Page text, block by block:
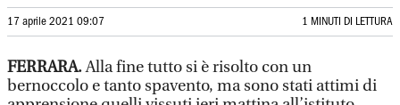
17 aprile 2021 09:07 1 MINUTI DI LETTURA
FERRARA.Alla fine tutto si è risolto con un
bernoccolo e tanto spavento, ma sono stati attimi di